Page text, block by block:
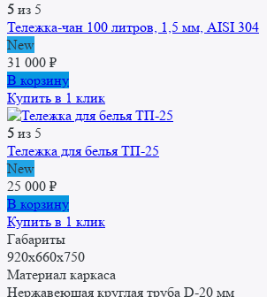
5 из 5
Тележка-чан 100 литров, 1,5 мм, AISI 304
New
31 000 ₽
В корзину
Купить в 1 клик
5 из 5
Тележка для белья ТП-25
New
25 000 ₽
В корзину
Купить в 1 клик
Габариты
920x660x750
Материал каркаса
Нержавеющая круглая труба D-20 мм